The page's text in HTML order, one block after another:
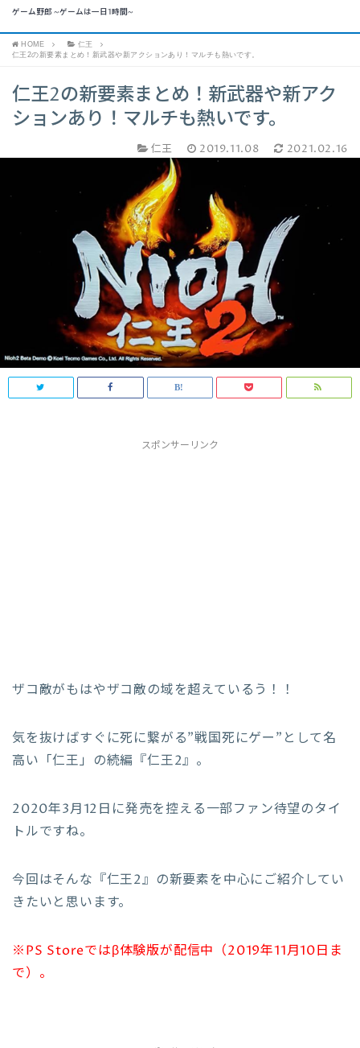
ゲーム野郎 ~ゲームは一日1時間~
HOME
仁王
仁王2の新要素まとめ！新武器や新アクションあり！マルチも熱いです。
仁王2の新要素まとめ！新武器や新アク
ションあり！マルチも熱いです。
仁王 2019.11.08 2021.02.16
スポンサーリンク
ザコ敵がもはやザコ敵の域を超えているう！！
気を抜けばすぐに死に繋がる”戦国死にゲー”として名
高い「仁王」の続編『仁王2』。
2020年3月12日に発売を控える一部ファン待望のタイ
トルですね。
今回はそんな『仁王2』の新要素を中心にご紹介してい
きたいと思います。
※PS Storeではβ体験版が配信中（2019年11月10日ま
で）。